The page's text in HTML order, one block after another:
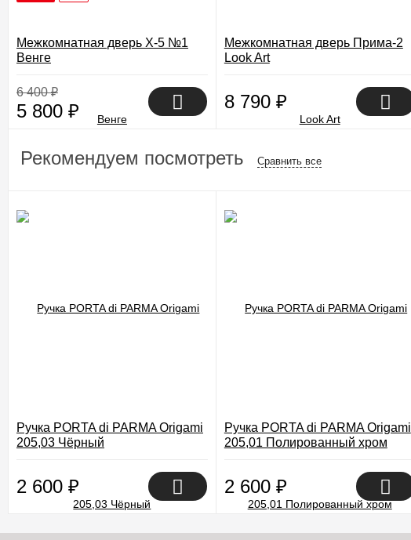
Межкомнатная дверь X-5 №1
Венге
6 400₽
5 800 ₽
Межкомнатная дверь Прима-2
Look Art
8 790 ₽
Рекомендуем посмотреть Сравнить все
Ручка PORTA di PARMA Origami
205,03 Чёрный
2 600 ₽
Ручка PORTA di PARMA Origami
205,01 Полированный хром
2 600 ₽